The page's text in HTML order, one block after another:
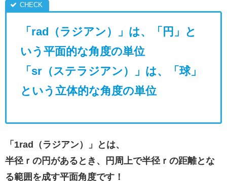
「rad（ラジアン）」は、「円」と
いう平面的な角度の単位
「sr（ステラジアン）」は、「球」
という立体的な角度の単位
「1rad（ラジアン）」とは、
半径ｒの円があるとき、円周上で半径ｒの距離とな
る範囲を成す平面角度です！